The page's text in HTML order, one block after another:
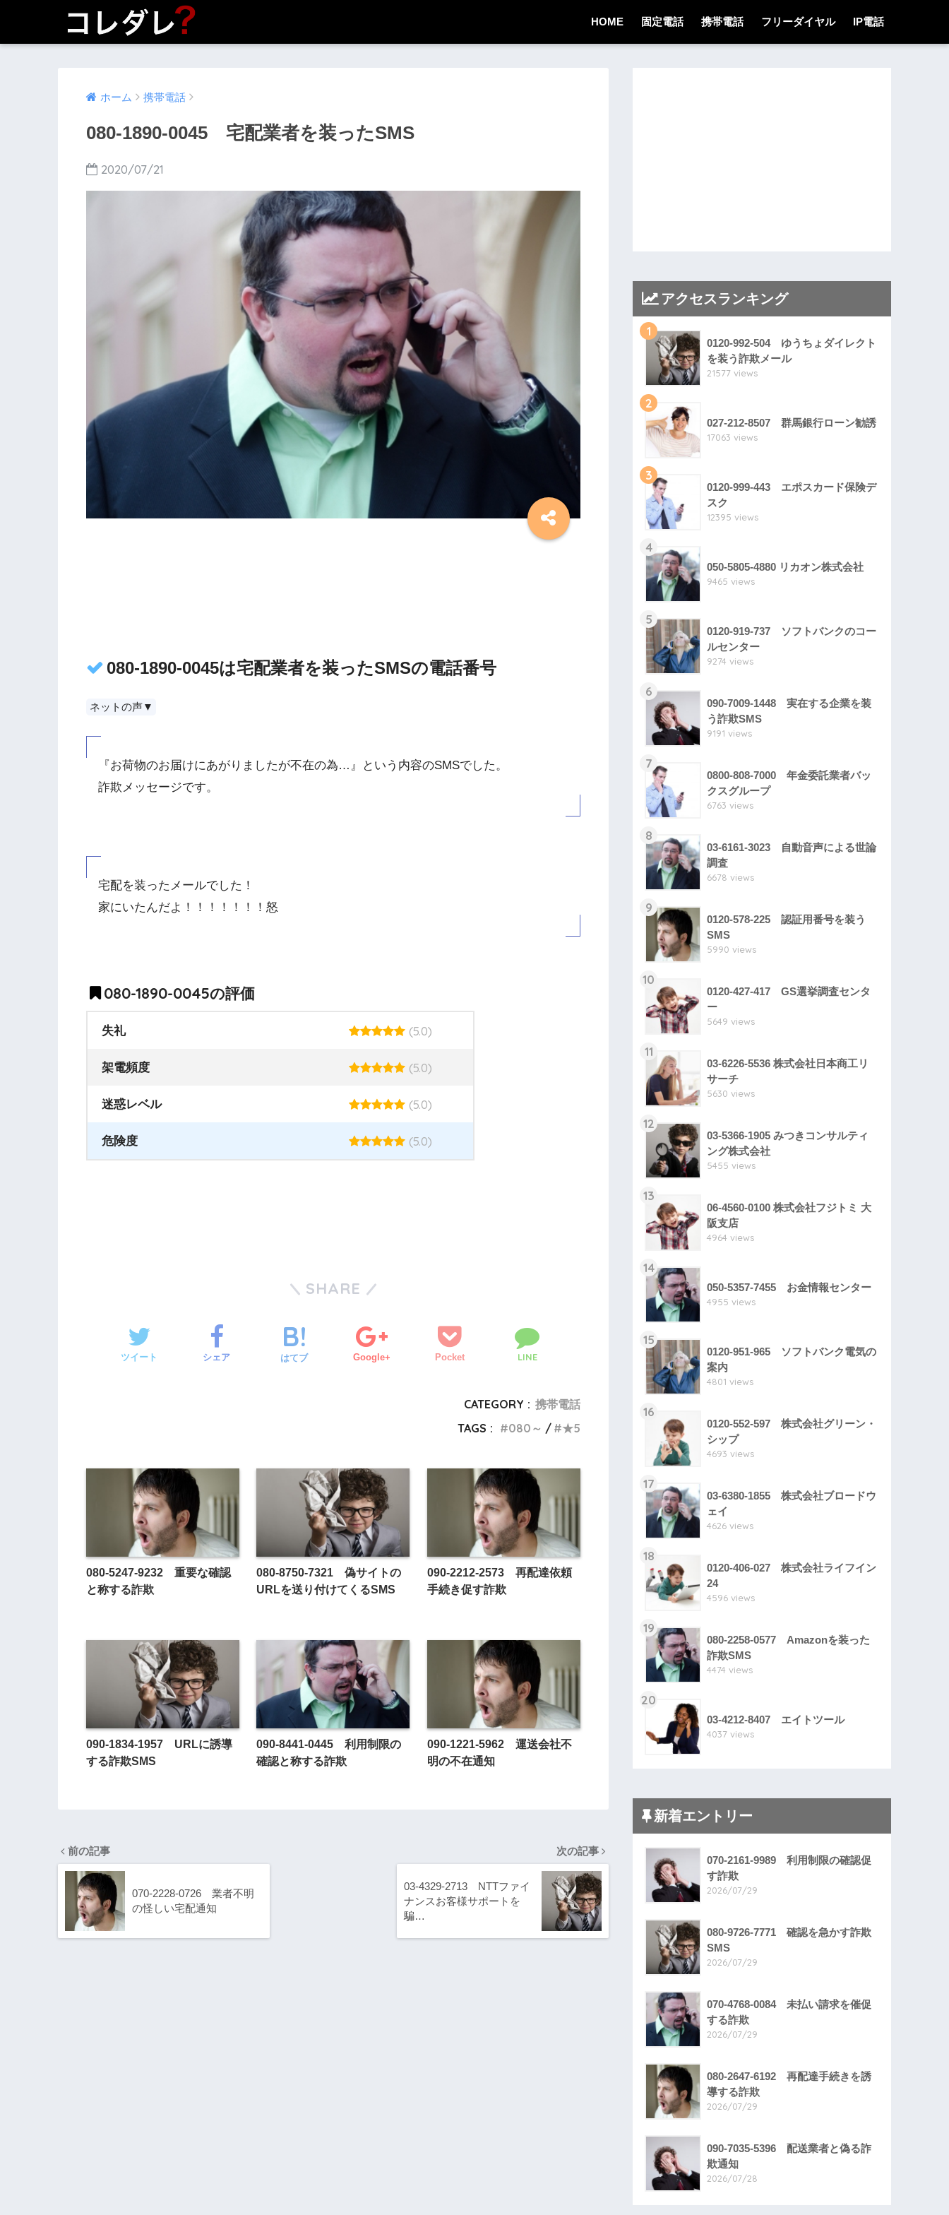
HOME 固定電話 携帯電話 フリーダイヤル IP電話
ホーム 携帯電話
080-1890-0045 宅配業者を装ったSMS
2020/07/21
080-1890-0045は宅配業者を装ったSMSの電話番号
ネットの声▼
『お荷物のお届けにあがりましたが不在の為…』という内容のSMSでした。
詐欺メッセージです。
宅配を装ったメールでした！
家にいたんだよ！！！！！！！怒
080-1890-0045の評価
失礼 (5.0)
架電頻度 (5.0)
迷惑レベル (5.0)
危険度 (5.0)
SHARE
ツイート シェア はてブ Google+ Pocket LINE
CATEGORY : 携帯電話
TAGS :
080～ ★5
080-5247-9232 重要な確認
と称する詐欺
080-8750-7321 偽サイトの
URLを送り付けてくるSMS
090-2212-2573 再配達依頼
手続き促す詐欺
090-1834-1957 URLに誘導
する詐欺SMS
090-8441-0445 利用制限の
確認と称する詐欺
090-1221-5962 運送会社不
明の不在通知
前の記事
070-2228-0726 業者不明
の怪しい宅配通知
次の記事
03-4329-2713 NTTファイ
ナンスお客様サポートを
騙…
アクセスランキング
1
0120-992-504 ゆうちょダイレクト
を装う詐欺メール
21577 views
2
027-212-8507 群馬銀行ローン勧誘
17063 views
3
0120-999-443 エポスカード保険デ
スク
12395 views
4
050-5805-4880 リカオン株式会社
9465 views
5
0120-919-737 ソフトバンクのコー
ルセンター
9274 views
6
090-7009-1448 実在する企業を装
う詐欺SMS
9191 views
7
0800-808-7000 年金委託業者バッ
クスグループ
6763 views
8
03-6161-3023 自動音声による世論
調査
6678 views
9
0120-578-225 認証用番号を装う
SMS
5990 views
10
0120-427-417 GS選挙調査センタ
ー
5649 views
11
03-6226-5536 株式会社日本商工リ
サーチ
5630 views
12
03-5366-1905 みつきコンサルティ
ング株式会社
5455 views
13
06-4560-0100 株式会社フジトミ 大
阪支店
4964 views
14
050-5357-7455 お金情報センター
4955 views
15
0120-951-965 ソフトバンク電気の
案内
4801 views
16
0120-552-597 株式会社グリーン・
シップ
4693 views
17
03-6380-1855 株式会社ブロードウ
ェイ
4626 views
18
0120-406-027 株式会社ライフイン
24
4596 views
19
080-2258-0577 Amazonを装った
詐欺SMS
4474 views
20
03-4212-8407 エイトツール
4037 views
新着エントリー
070-2161-9989 利用制限の確認促
す詐欺
2026/07/29
080-9726-7771 確認を急かす詐欺
SMS
2026/07/29
070-4768-0084 未払い請求を催促
する詐欺
2026/07/29
080-2647-6192 再配達手続きを誘
導する詐欺
2026/07/29
090-7035-5396 配送業者と偽る詐
欺通知
2026/07/28